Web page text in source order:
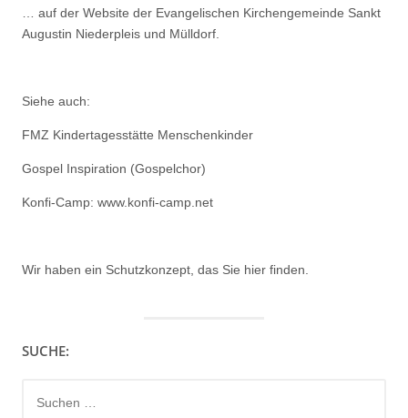
… auf der Website der Evangelischen Kirchengemeinde Sankt
Augustin Niederpleis und Mülldorf.
Siehe auch:
FMZ Kindertagesstätte Menschenkinder
Gospel Inspiration (Gospelchor)
Konfi-Camp: www.konfi-camp.net
Wir haben ein Schutzkonzept, das Sie hier finden.
SUCHE:
nach: